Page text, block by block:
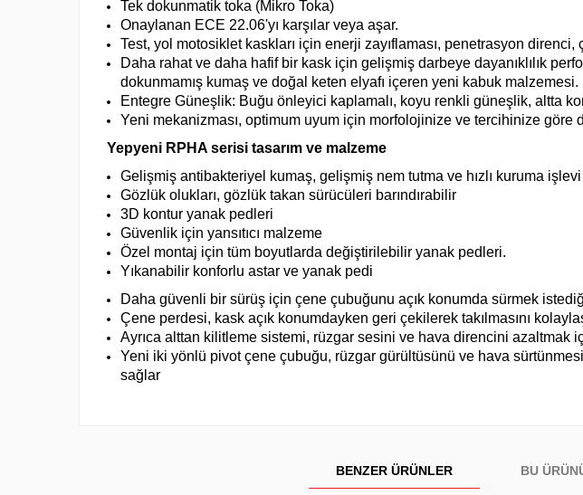
Tek dokunmatik toka (Mikro Toka)
Onaylanan ECE 22.06'yı karşılar veya aşar.
Test, yol motosiklet kaskları için enerji zayıflaması, penetrasyon
Daha rahat ve daha hafif bir kask için gelişmiş darbeye dayanıklılık
dokunmamış kumaş ve doğal keten elyafı içeren yeni kabuk malzemesi.
Entegre Güneşlik: Buğu önleyici kaplamalı, koyu renkli güneşlik, altta
Yeni mekanizması, optimum uyum için morfolojinize ve tercihinize göre
Yepyeni RPHA serisi tasarım ve malzeme
Gelişmiş antibakteriyel kumaş, gelişmiş nem tutma ve hızlı kuruma
Gözlük olukları, gözlük takan sürücüleri barındırabilir
3D kontur yanak pedleri
Güvenlik için yansıtıcı malzeme
Özel montaj için tüm boyutlarda değiştirilebilir yanak pedleri.
Yıkanabilir konforlu astar ve yanak pedi
Daha güvenli bir sürüş için çene çubuğunu açık konumda sürmek
Çene perdesi, kask açık konumdayken geri çekilerek takılmasını
Ayrıca alttan kilitleme sistemi, rüzgar sesini ve hava direncini azaltmak
Yeni iki yönlü pivot çene çubuğu, rüzgar gürültüsünü ve hava
sağlar
BENZER ÜRÜNLER BU